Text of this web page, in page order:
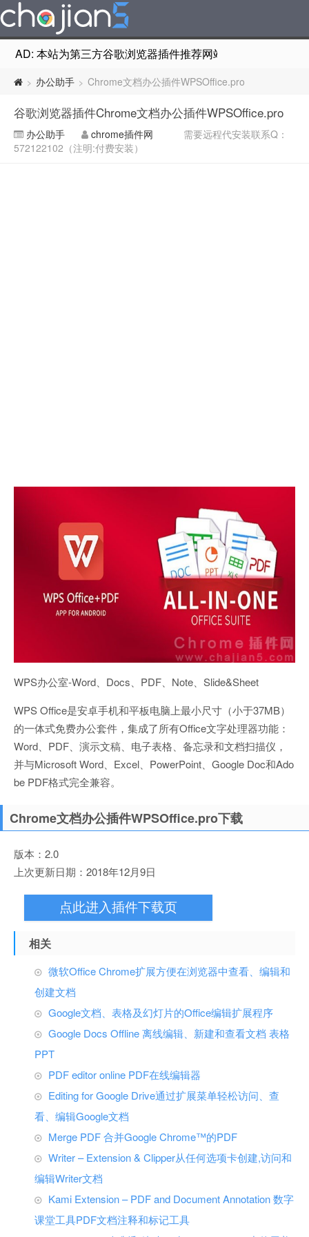
AD: 本站为第三方谷歌浏览器插件推荐网站，非Google
> 办公助手 > Chrome文档办公插件WPSOffice.pro
谷歌浏览器插件Chrome文档办公插件WPSOffice.pro
办公助手 chrome插件网
需要远程代安装联系Q：
572122102（注明:付费安装）
WPS办公室-Word、Docs、PDF、Note、Slide&Sheet
WPS Office是安卓手机和平板电脑上最小尺寸（小于37MB）
的一体式免费办公套件，集成了所有Office文字处理器功能：
Word、PDF、演示文稿、电子表格、备忘录和文档扫描仪，
并与Microsoft Word、Excel、PowerPoint、Google Doc和Ado
be PDF格式完全兼容。
Chrome文档办公插件WPSOffice.pro下载
版本：2.0
上次更新日期：2018年12月9日
点此进入插件下载页
相关
微软Office Chrome扩展方便在浏览器中查看、编辑和
创建文档
Google文档、表格及幻灯片的Office编辑扩展程序
Google Docs Offline 离线编辑、新建和查看文档 表格
PPT
PDF editor online PDF在线编辑器
Editing for Google Drive通过扩展菜单轻松访问、查
看、编辑Google文档
Merge PDF 合并Google Chrome™的PDF
Writer – Extension & Clipper从任何选项卡创建,访问和
编辑Writer文档
Kami Extension – PDF and Document Annotation 数字
课堂工具PDF文档注释和标记工具